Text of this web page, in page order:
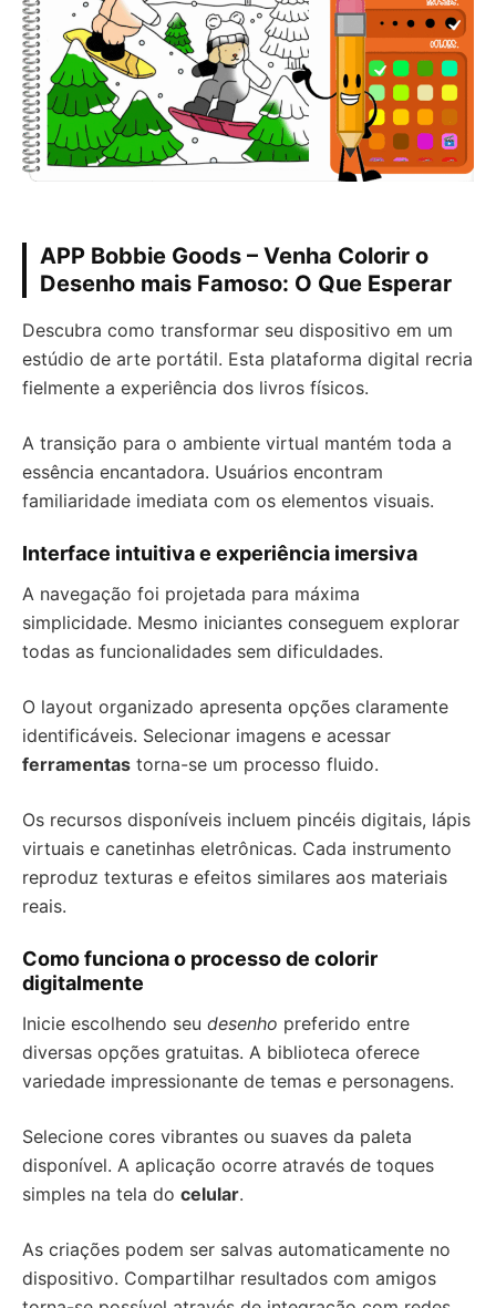
APP Bobbie Goods – Venha Colorir o
Desenho mais Famoso: O Que Esperar
Descubra como transformar seu dispositivo em um
estúdio de arte portátil. Esta plataforma digital recria
fielmente a experiência dos livros físicos.
A transição para o ambiente virtual mantém toda a
essência encantadora. Usuários encontram
familiaridade imediata com os elementos visuais.
Interface intuitiva e experiência imersiva
A navegação foi projetada para máxima
simplicidade. Mesmo iniciantes conseguem explorar
todas as funcionalidades sem dificuldades.
O layout organizado apresenta opções claramente
identificáveis. Selecionar imagens e acessar
ferramentas torna-se um processo fluido.
Os recursos disponíveis incluem pincéis digitais, lápis
virtuais e canetinhas eletrônicas. Cada instrumento
reproduz texturas e efeitos similares aos materiais
reais.
Como funciona o processo de colorir
digitalmente
Inicie escolhendo seu desenho preferido entre
diversas opções gratuitas. A biblioteca oferece
variedade impressionante de temas e personagens.
Selecione cores vibrantes ou suaves da paleta
disponível. A aplicação ocorre através de toques
simples na tela do celular.
As criações podem ser salvas automaticamente no
dispositivo. Compartilhar resultados com amigos